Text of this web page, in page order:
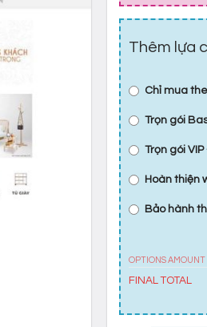
Thêm lựa
Chỉ mua
Trọn gói
Trọn gói
Hoàn thiện
Bảo hành
OPTIONS AMOUNT
FINAL TOTAL